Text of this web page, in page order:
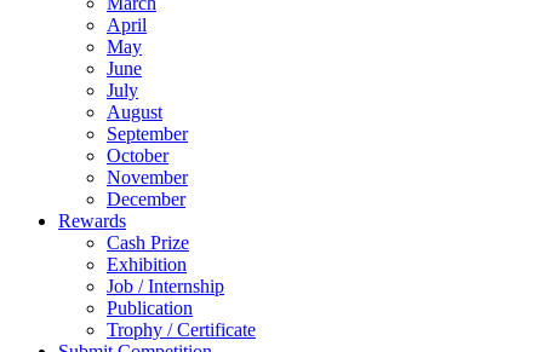
April
May
June
July
August
September
October
November
December
Rewards
Cash Prize
Exhibition
Job / Internship
Publication
Trophy / Certificate